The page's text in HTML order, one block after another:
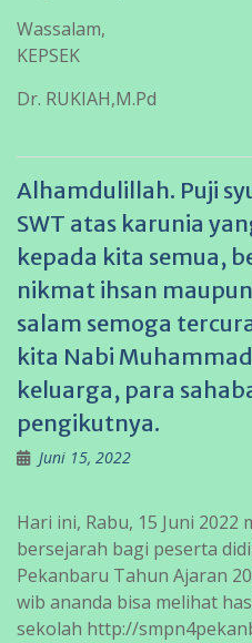
Wassalam,
KEPSEK
Dr. RUKIAH,M.Pd
Alhamdulillah. Puji
SWT atas karunia
kepada kita semua,
nikmat ihsan
salam semoga
kita Nabi
keluarga, para
pengikutnya.
Juni 15, 2022
Hari ini, Rabu, 15 Juni
bersejarah bagi peserta
Pekanbaru Tahun Ajaran
wib ananda bisa melihat
sekolah http://